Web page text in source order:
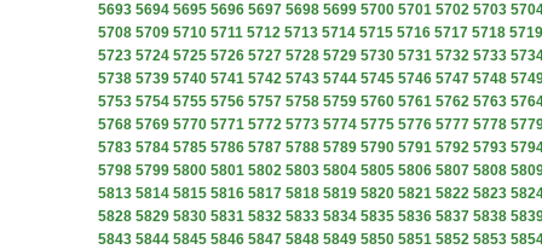
5693 5694 5695 5696 5697 5698 5699 5700 5701 5702 5703
5708 5709 5710 5711 5712 5713 5714 5715 5716 5717 5718 5719
5723 5724 5725 5726 5727 5728 5729 5730 5731 5732 5733
5738 5739 5740 5741 5742 5743 5744 5745 5746 5747 5748
5753 5754 5755 5756 5757 5758 5759 5760 5761 5762 5763
5768 5769 5770 5771 5772 5773 5774 5775 5776 5777 5778
5783 5784 5785 5786 5787 5788 5789 5790 5791 5792 5793
5798 5799 5800 5801 5802 5803 5804 5805 5806 5807 5808
5813 5814 5815 5816 5817 5818 5819 5820 5821 5822 5823
5828 5829 5830 5831 5832 5833 5834 5835 5836 5837 5838
5843 5844 5845 5846 5847 5848 5849 5850 5851 5852 5853